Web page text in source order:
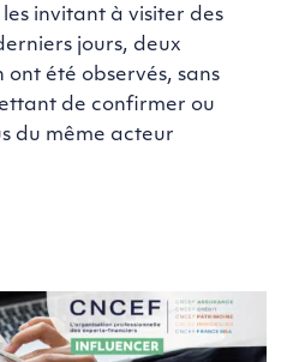
invitant à visiter des
jours, deux
ont été observés, sans
de confirmer ou
du même acteur